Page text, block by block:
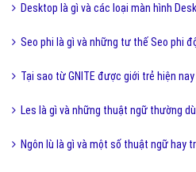
Desktop là gì và các loại màn hình
Seo phi là gì và những tư thế Seo phi
Tại sao từ GNITE được giới trẻ hiện
Les là gì và những thuật ngữ thường
Ngôn lù là gì và một số thuật ngữ hay